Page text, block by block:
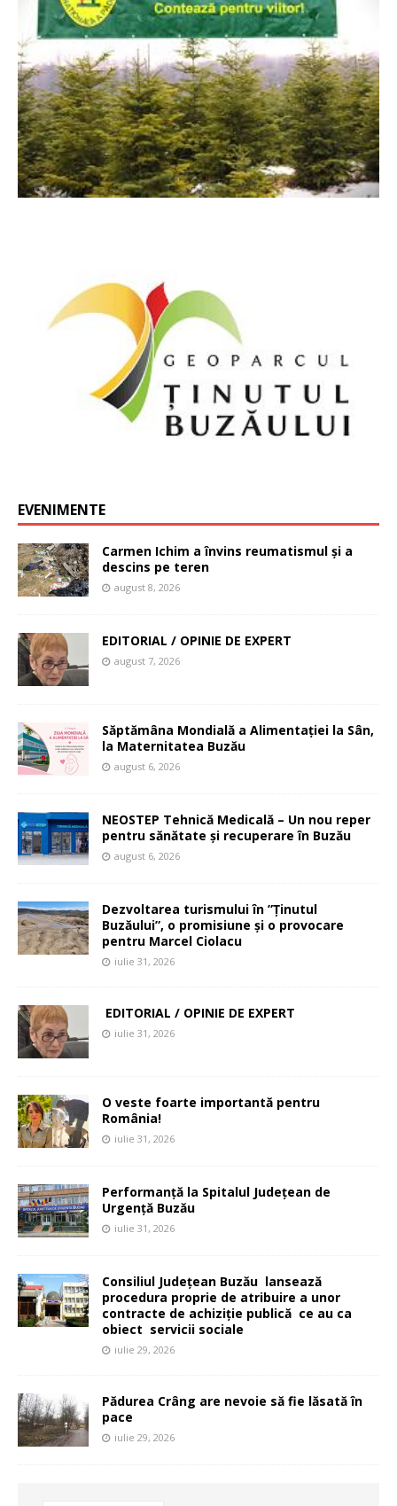
EVENIMENTE
Carmen Ichim a învins reumatismul și a
descins pe teren
august 8, 2026
EDITORIAL / OPINIE DE EXPERT
august 7, 2026
Săptămâna Mondială a Alimentației la Sân,
la Maternitatea Buzău
august 6, 2026
NEOSTEP Tehnică Medicală – Un nou reper
pentru sănătate și recuperare în Buzău
august 6, 2026
Dezvoltarea turismului în ”Ținutul
Buzăului”, o promisiune și o provocare
pentru Marcel Ciolacu
iulie 31, 2026
EDITORIAL / OPINIE DE EXPERT
iulie 31, 2026
O veste foarte importantă pentru
România!
iulie 31, 2026
Performanță la Spitalul Județean de
Urgență Buzău
iulie 31, 2026
Consiliul Județean Buzău lansează
procedura proprie de atribuire a unor
contracte de achiziție publică ce au ca
obiect servicii sociale
iulie 29, 2026
Pădurea Crâng are nevoie să fie lăsată în
pace
iulie 29, 2026